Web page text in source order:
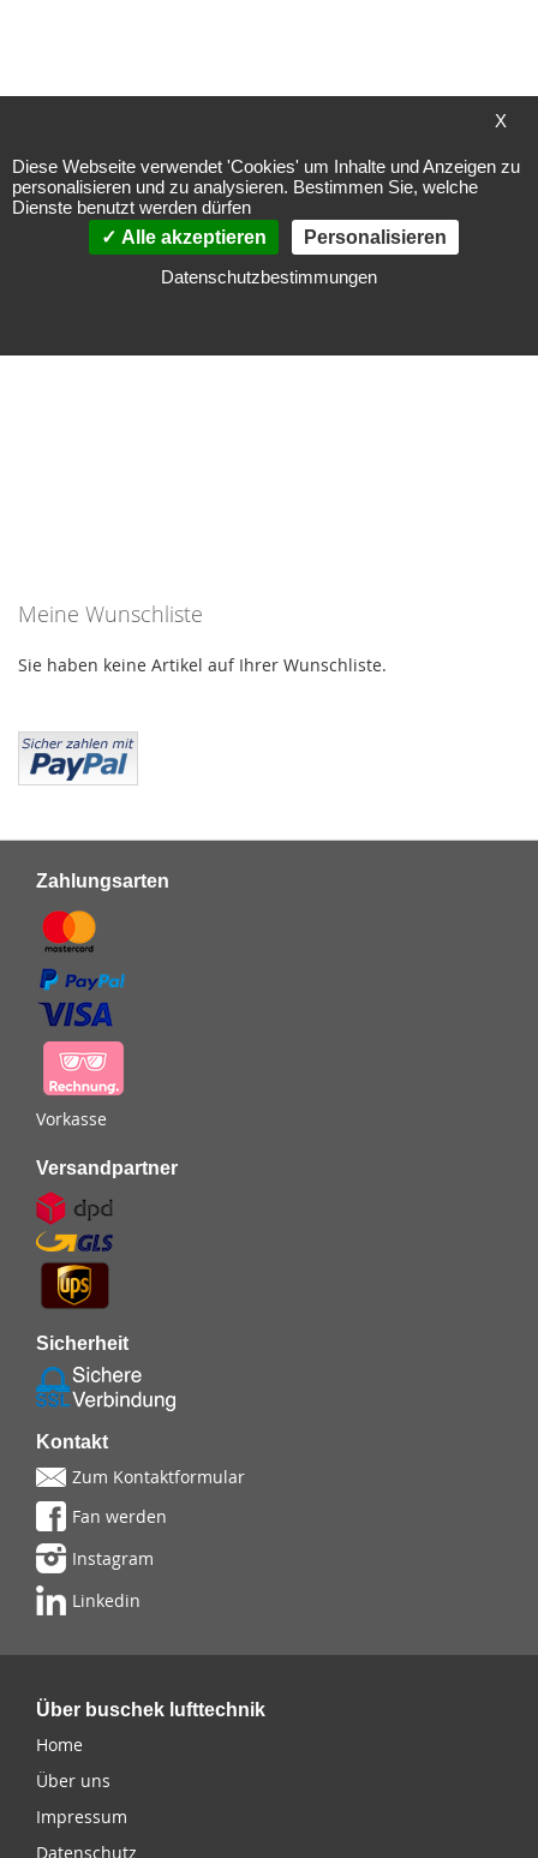
DN50, Kvs49
Bearbeitungszeit
~ 6 Arbeitstage
(gültig für Deutschland,
abweichend bzw. länger)
Meine Wunschliste
Sie haben keine Artikel auf Ihrer Wunschliste.
Zahlungsarten
Vorkasse
Versandpartner
Sicherheit
Kontakt
Zum Kontaktformular
Fan werden
Instagram
Linkedin
Über buschek lufttechnik
Home
Über uns
Impressum
Datenschutz
X
Diese Webseite verwendet 'Cookies' um Inhalte und Anzeigen zu
personalisieren und zu analysieren. Bestimmen Sie, welche
Dienste benutzt werden dürfen
Alle akzeptieren
Personalisieren
Datenschutzbestimmungen